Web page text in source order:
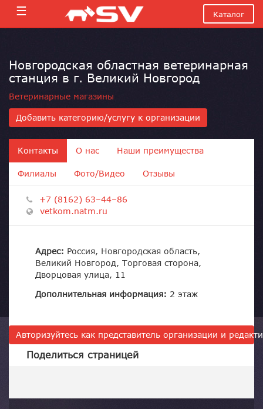
☰ Каталог
Новгородская областная ветеринарная
станция в г. Великий Новгород
Ветеринарные магазины
Добавить категорию/услугу к организации
Контакты О нас Наши преимущества
Филиалы Фото/Видео Отзывы
+7 (8162) 63–44–86
vetkom.natm.ru
Адрес: Россия, Новгородская область,
Великий Новгород, Торговая сторона,
Дворцовая улица, 11
Дополнительная информация: 2 этаж
Авторизуйтесь как представитель организации и
Поделиться страницей